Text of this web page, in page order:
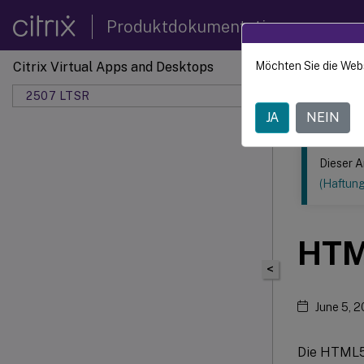
Produktdokumentation
Citrix Virtual Apps and Desktops
2507 LTSR
Dieser Inhalt
<
Dieser
June 5,
Die
Möchten Sie die
JA NEIN